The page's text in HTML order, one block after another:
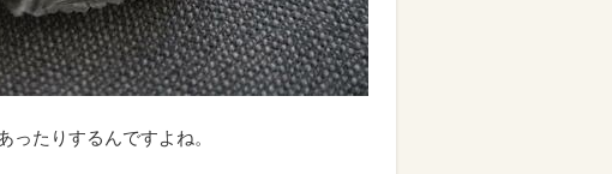
たりするんですよね。